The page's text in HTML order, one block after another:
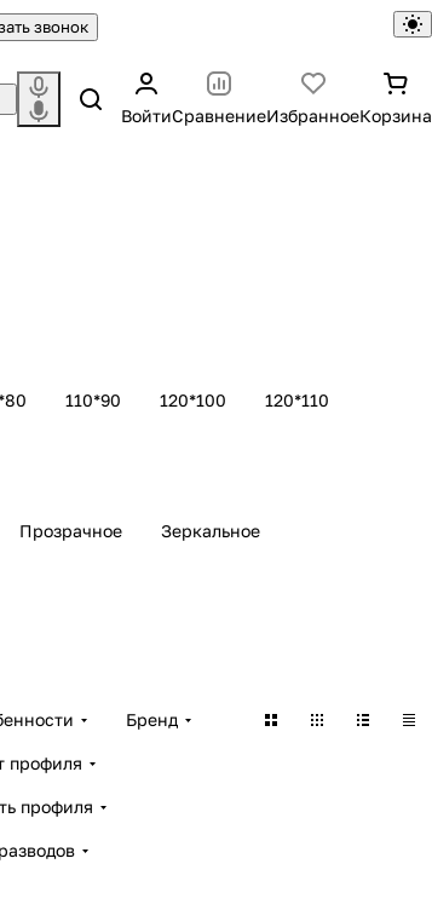
звонок
ВойтиСравнениеИзбранноеКорзина
110*90 120*100 120*110
Прозрачное Зеркальное
Бренд
профиля
профиля